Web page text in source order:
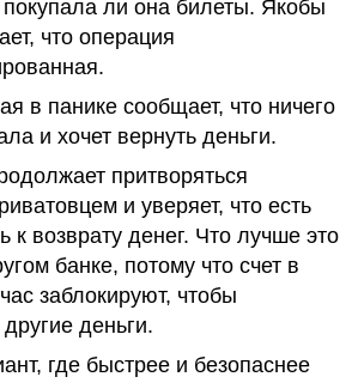
ли она билеты. Якобы
что операция
в панике сообщает, что ничего
и хочет вернуть деньги.
притворяться
и уверяет, что есть
к возврату денег. Что лучше это
банке, потому что счет в
заблокируют, чтобы
деньги.
где быстрее и безопаснее